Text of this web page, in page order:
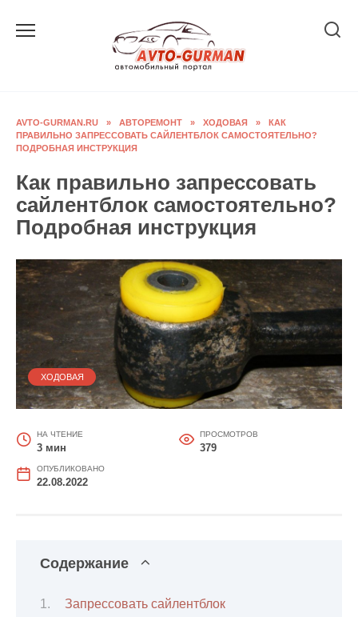
AVTO-GURMAN.RU » АВТОРЕМОНТ » ХОДОВАЯ »
КАК
ПРАВИЛЬНО ЗАПРЕССОВАТЬ САЙЛЕНТБЛОК САМОСТОЯТЕЛЬНО?
ПОДРОБНАЯ ИНСТРУКЦИЯ
Как правильно запрессовать
сайлентблок самостоятельно?
Подробная инструкция
ХОДОВАЯ
НА ЧТЕНИЕ
3 мин
ПРОСМОТРОВ
379
ОПУБЛИКОВАНО
22.08.2022
Содержание
Запрессовать сайлентблок